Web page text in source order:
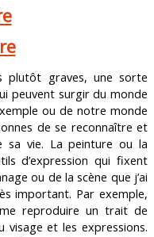
plutôt graves, une sorte
peuvent surgir du monde
ou de notre monde
de se reconnaître et
sa vie. La peinture ou la
d’expression qui fixent
ou de la scène que j’ai
important. Par exemple,
reproduire un trait de
et les expressions.